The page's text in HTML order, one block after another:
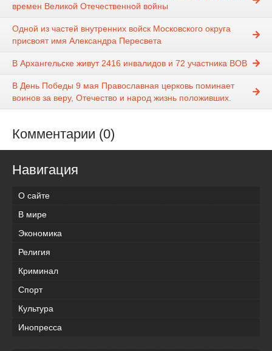
времен Великой Отечественной войны
Одной из частей внутренних войск Московского округа
присвоят имя Александра Пересвета
В Архангельске живут 2416 инвалидов и 72 участника ВОВ
В День Победы 9 мая Православная церковь поминает
воинов за веру, Отечество и народ жизнь положивших.
Комментарии (0)
Навигация
О сайте
В мире
Экономика
Религия
Криминал
Спорт
Культура
Инопресса